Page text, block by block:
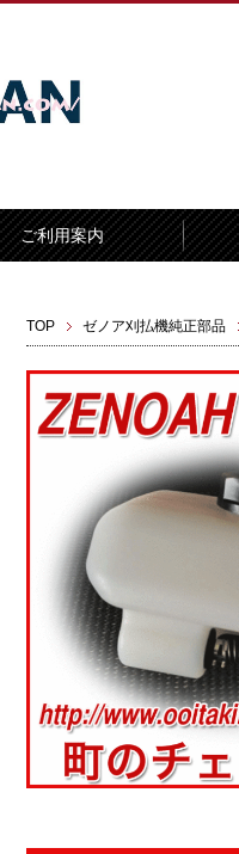
ご利用案内
TOP ゼノア刈払機純正部品